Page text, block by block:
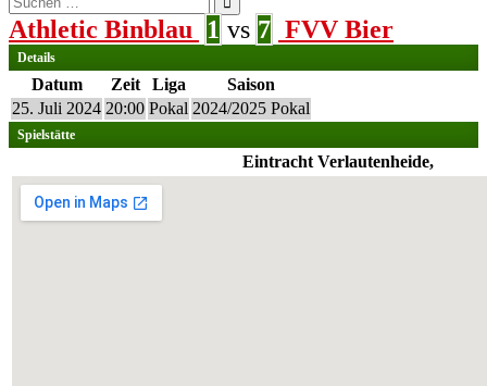
nach:
Athletic Binblau 1 vs 7 FVV Bier
Details
Datum Zeit Liga
Saison
25. Juli 2024 20:00 Pokal 2024/2025 Pokal
Spielstätte
Eintracht Verlautenheide,